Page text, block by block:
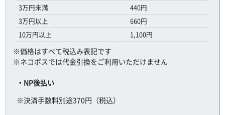
3万円未満
440円
3万円以上
660円
10万円以上
1,100円
※価格はすべて税込み表記です
※ネコポスでは代金引換をご利用いただけません
・NP後払い
※決済手数料別途370円（税込）